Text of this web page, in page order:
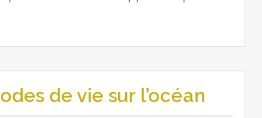
de vie sur l’océan